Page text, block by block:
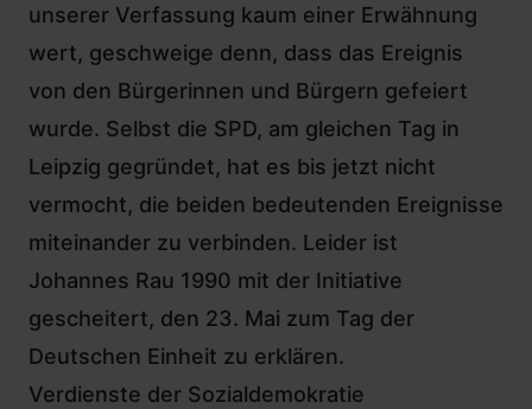
unserer Verfassung kaum einer Erwähnung
wert, geschweige denn, dass das Ereignis
von den Bürgerinnen und Bürgern gefeiert
wurde. Selbst die SPD, am gleichen Tag in
Leipzig gegründet, hat es bis jetzt nicht
vermocht, die beiden bedeutenden Ereignisse
miteinander zu verbinden. Leider ist
Johannes Rau 1990 mit der Initiative
gescheitert, den 23. Mai zum Tag der
Deutschen Einheit zu erklären.
Verdienste der Sozialdemokratie